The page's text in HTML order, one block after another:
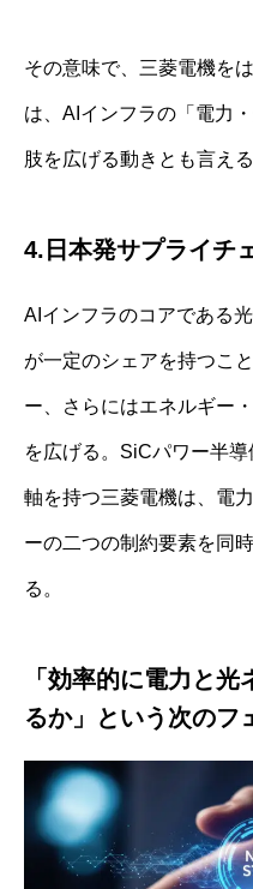
その意味で、三菱電機を
は、AIインフラの「電力
肢を広げる動きとも言える
4.日本発サプライチ
AIインフラのコアである
が一定のシェアを持つこ
ー、さらにはエネルギー
を広げる。SiCパワー半
軸を持つ三菱電機は、電
ーの二つの制約要素を同
る。
「効率的に電力と
るか」という次のフ